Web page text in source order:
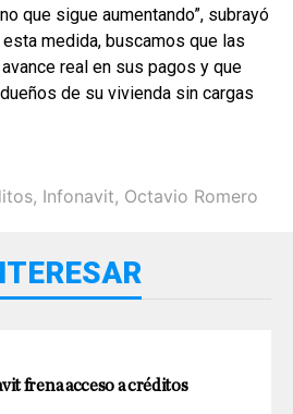
que sigue aumentando”, subrayó
esta medida, buscamos que las
real en sus pagos y que
de su vivienda sin cargas
, Infonavit, Octavio Romero
frena acceso a créditos